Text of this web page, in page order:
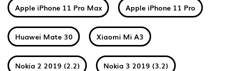
Apple iPhone 11 Pro Max Apple iPhone 11 Pro
Huawei Mate 30 Xiaomi Mi A3
Nokia 2 2019 (2.2) Nokia 3 2019 (3.2)